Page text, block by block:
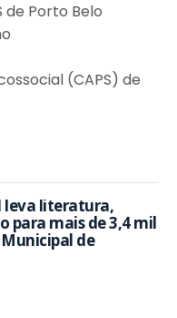
de Porto Belo
(CAPS) de
leva literatura,
para mais de 3,4 mil
de